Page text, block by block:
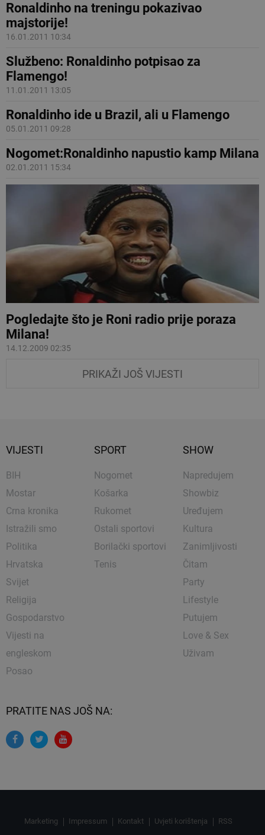
Ronaldinho na treningu pokazivao
majstorije!
16.01.2011 10:34
Službeno: Ronaldinho potpisao za
Flamengo!
11.01.2011 13:05
Ronaldinho ide u Brazil, ali u Flamengo
05.01.2011 09:28
Nogomet:Ronaldinho napustio kamp Milana
02.01.2011 15:34
Pogledajte što je Roni radio prije poraza
Milana!
14.12.2009 02:35
PRIKAŽI JOŠ VIJESTI
VIJESTI
BIH
Mostar
Crna kronika
Istražili smo
Politika
Hrvatska
Svijet
Religija
Gospodarstvo
Vijesti na
engleskom
Posao
SPORT
Nogomet
Košarka
Rukomet
Ostali sportovi
Borilački sportovi
Tenis
SHOW
Napredujem
Showbiz
Uređujem
Kultura
Zanimljivosti
Čitam
Party
Lifestyle
Putujem
Love & Sex
Uživam
PRATITE NAS JOŠ NA:
Marketing Impressum Kontakt Uvjeti korištenja RSS